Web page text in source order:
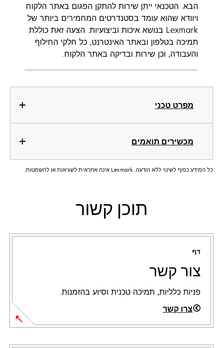
מפרט טכני
מכשירים תואמים
הבא. הטכנאי ייתן שירות להתקן הפגום באתר הלקוח
ויוודא שהוא עומד בסטנדרטים המחמירים ביותר של
Lexmark בנושא איכות וביצועיות. הצעה זאת כוללת
תמיכה בטלפון ובאתר האינטרנט, כל חלקי החילוף
והעבודה, וכן שירות ובדיקה באתר הלקוח.
כל המידע כפוף לשינוי ללא הודעה. Lexmark אינה אחראית לשגיאות או להשמטות.
תוכן קשור
דף
צור קשר
פניות כלליות, תמיכה טכנית וסיוע בהזמנות.
צרו קשר